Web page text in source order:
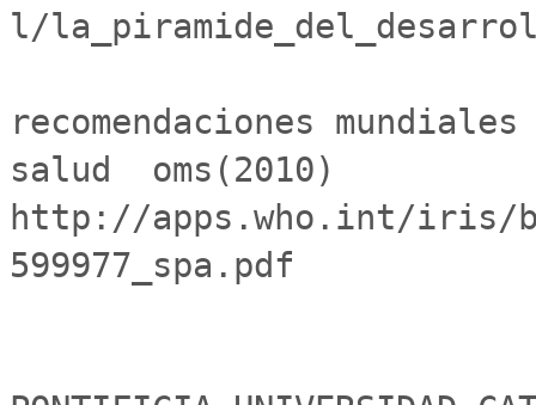
l/
recomendaciones
salud  oms(2010)
http://apps.who.int/iris/
599977_spa.pdf